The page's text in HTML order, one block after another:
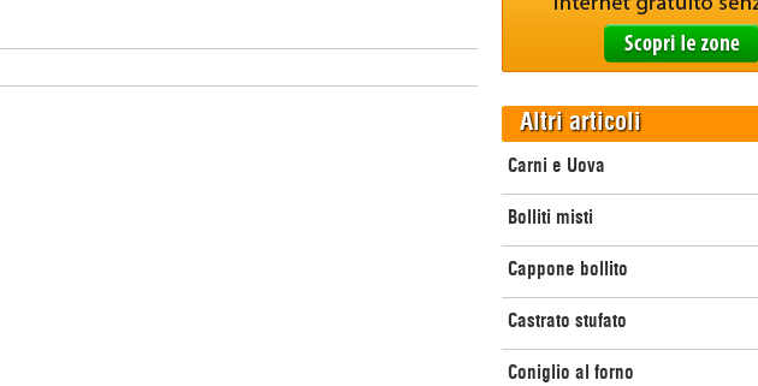
Altri articoli
Carni e Uova
Bolliti misti
Cappone bollito
Castrato stufato
Coniglio al forno